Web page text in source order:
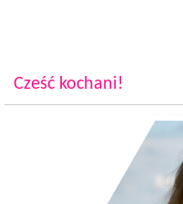
Cześć kochani!